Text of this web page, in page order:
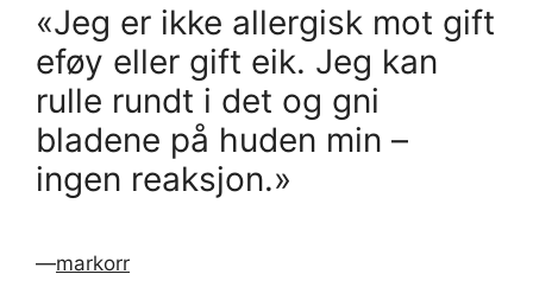
«Jeg er ikke allergisk mot gift
eføy eller gift eik. Jeg kan
rulle rundt i det og gni
bladene på huden min –
ingen reaksjon.»
—markorr